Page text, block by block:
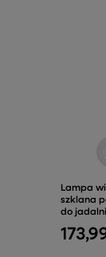
Lampa
szklana
do